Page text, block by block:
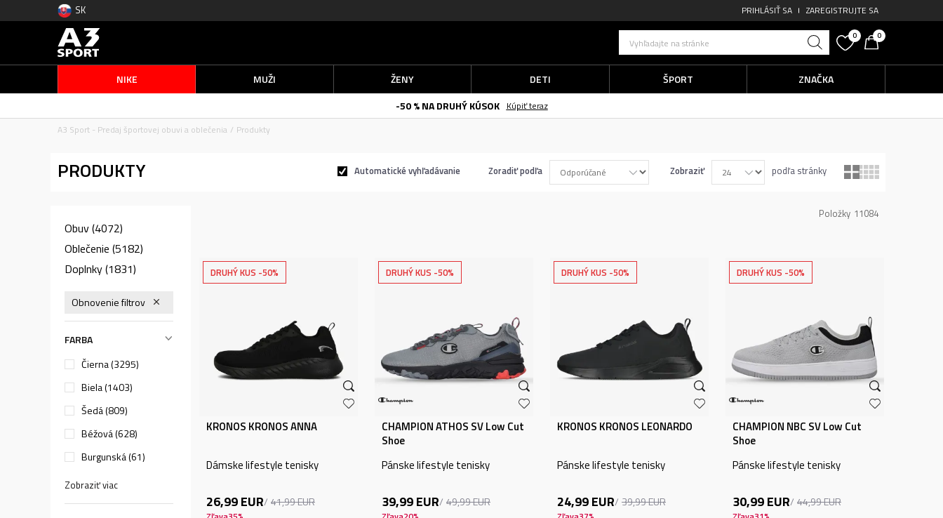
SK PRIHLÁSIŤ SA ZAREGISTRUJTE SA
Vyhľadajte na stránke
0 0
NIKE MUŽI ŽENY DETI ŠPORT
ZNAČKA
-50 % NA DRUHÝ KÚSOK
Kúpiť teraz
A3 Sport - Predaj športovej obuvi a oblečenia
Produkty
PRODUKTY Automatické vyhľadávanie Zoradiť podľa Zobraziť podľa stránky
Obuv(4072)
Oblečenie (5182)
Doplnky(1831)
Obnovenie filtrov
FARBA
Čierna (3295)
Biela (1403)
Šedá (809)
Béžová (628)
Burgunská (61)
Zobraziť viac
11084
Položky
DRUHÝ KUS -50%
KRONOS KRONOS ANNA
Dámske lifestyle tenisky
26,99EUR 41,99EUR
DRUHÝ KUS -50%
CHAMPION ATHOS SV Low Cut
Shoe
Pánske lifestyle tenisky
39,99EUR 49,99EUR
DRUHÝ KUS -50%
KRONOS KRONOS LEONARDO
Pánske lifestyle tenisky
24,99EUR 39,99EUR
DRUHÝ KUS -50%
CHAMPION NBC SV Low Cut
Shoe
Pánske lifestyle tenisky
30,99EUR 44,99EUR